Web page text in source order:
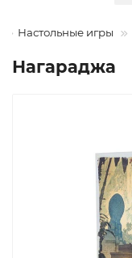
Настольные игры
Нагараджа